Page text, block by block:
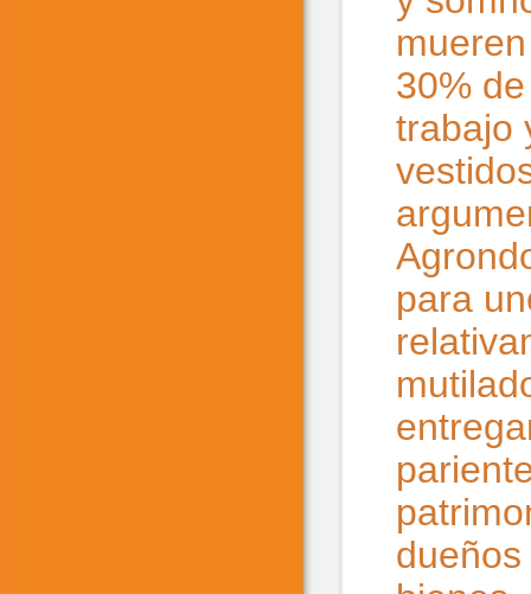
30%
trabajo
para